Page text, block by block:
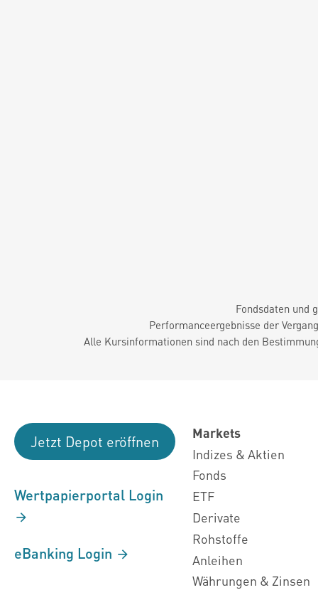
Fondsdaten und
Performanceergebnisse der
Alle Kursinformationen sind nach den
Jetzt Depot eröffnen
Wertpapierportal Login
eBanking Login
Markets
Indizes & Aktien
Fonds
ETF
Derivate
Rohstoffe
Anleihen
Währungen & Zinsen